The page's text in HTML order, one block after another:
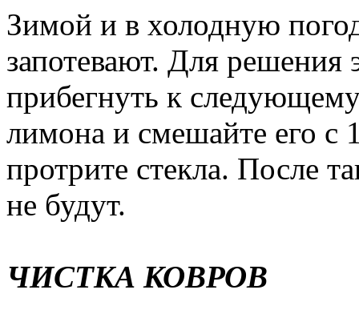
Зимой и в холодную
запотевают. Для решения
прибегнуть к
лимона и смешайте его
протрите стекла. После
не будут.
ЧИСТКА КОВРОВ